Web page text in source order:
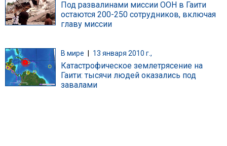
Под развалинами миссии ООН в Гаити
остаются 200-250 сотрудников, включая
главу миссии
В мире | 13 января 2010 г.,
Катастрофическое землетрясение на
Гаити: тысячи людей оказались под
завалами